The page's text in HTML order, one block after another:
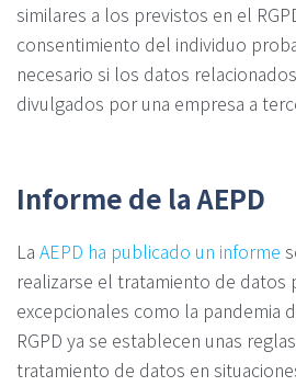
similares a los previstos en el
consentimiento del individuo
necesario si los datos
divulgados por una empresa a
Informe de la AEPD
La AEPD ha publicado un informe
realizarse el tratamiento de datos
excepcionales como la pandemia
RGPD ya se establecen unas
tratamiento de datos en